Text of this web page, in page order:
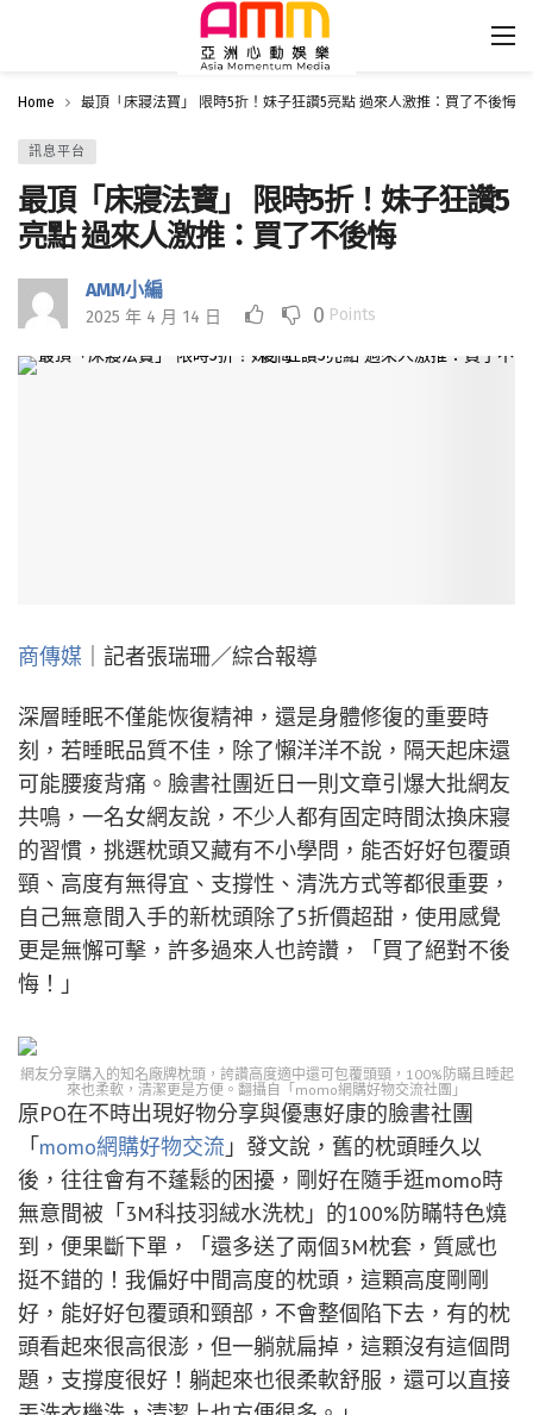
Home 最頂「床寢法寶」 限時5折！妹子狂讚5亮點 過來人激推：買了不後悔
訊息平台
最頂「床寢法寶」 限時5折！妹子狂讚5
亮點 過來人激推：買了不後悔
AMM小編
2025 年 4 月 14 日 0 Points
商傳媒 ｜記者張瑞珊／綜合報導
深層睡眠不僅能恢復精神，還是身體修復的重要時
刻，若睡眠品質不佳，除了懶洋洋不說，隔天起床還
可能腰痠背痛。臉書社團近日一則文章引爆大批網友
共鳴，一名女網友說，不少人都有固定時間汰換床寢
的習慣，挑選枕頭又藏有不小學問，能否好好包覆頭
頸、高度有無得宜、支撐性、清洗方式等都很重要，
自己無意間入手的新枕頭除了5折價超甜，使用感覺
更是無懈可擊，許多過來人也誇讚，「買了絕對不後
悔！」
網友分享購入的知名廠牌枕頭，誇讚高度適中還可包覆頭頸，100%防瞞且睡起
來也柔軟，清潔更是方便。翻攝自「momo網購好物交流社團」
原PO在不時出現好物分享與優惠好康的臉書社團
「momo網購好物交流 」發文說，舊的枕頭睡久以
後，往往會有不蓬鬆的困擾，剛好在隨手逛momo時
無意間被「3M科技羽絨水洗枕」的100%防瞞特色燒
到，便果斷下單，「還多送了兩個3M枕套，質感也
挺不錯的！我偏好中間高度的枕頭，這顆高度剛剛
好，能好好包覆頭和頸部，不會整個陷下去，有的枕
頭看起來很高很澎，但一躺就扁掉，這顆沒有這個問
題，支撐度很好！躺起來也很柔軟舒服，還可以直接